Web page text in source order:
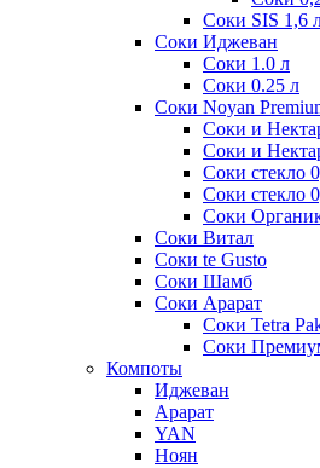
Соки SIS 1,6
Соки Иджеван
Соки 1.0 л
Соки 0.25 л
Соки Noyan
Соки и
Соки и
Соки стекло
Соки стекло
Соки
Соки Витал
Соки te Gusto
Соки Шамб
Соки Арарат
Соки Tetra
Соки
Компоты
Иджеван
Арарат
YAN
Ноян